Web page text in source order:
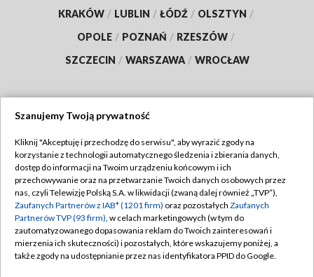
KRAKÓW / LUBLIN / ŁÓDŹ / OLSZTYN /
OPOLE / POZNAŃ / RZESZÓW /
SZCZECIN / WARSZAWA / WROCŁAW
TVP
Abonament TVP
Emisja w TVP
Centrum informacji TVP
Naziemna Telewizja Cyfrowa
Regulamin TVP
Polityka prywatności
Moje zgody
Pomoc
Szanujemy Twoją prywatność
Kliknij "Akceptuję i przechodzę do serwisu", aby wyrazić zgody na
korzystanie z technologii automatycznego śledzenia i zbierania danych,
dostęp do informacji na Twoim urządzeniu końcowym i ich
przechowywanie oraz na przetwarzanie Twoich danych osobowych przez
nas, czyli Telewizję Polską S.A. w likwidacji (zwaną dalej również „TVP”),
Zaufanych Partnerów z IAB* (1201 firm) oraz pozostałych Zaufanych
Partnerów TVP (93 firm), w celach marketingowych (w tym do
zautomatyzowanego dopasowania reklam do Twoich zainteresowań i
mierzenia ich skuteczności) i pozostałych, które wskazujemy poniżej, a
także zgody na udostępnianie przez nas identyfikatora PPID do Google.